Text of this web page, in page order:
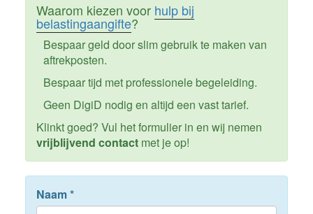
Waarom kiezen voor hulp bij
belastingaangifte?
Bespaar geld door slim gebruik te maken van
aftrekposten.
Bespaar tijd met professionele begeleiding.
Geen DigiD nodig en altijd een vast tarief.
Klinkt goed? Vul het formulier in en wij nemen
vrijblijvend contactmet je op!
Naam*